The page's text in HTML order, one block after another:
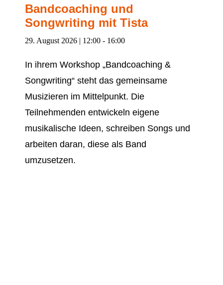
Bandcoaching und
Songwriting mit Tista
29. August 2026 | 12:00- 16:00
In ihrem Workshop „Bandcoaching &
Songwriting“ steht das gemeinsame
Musizieren im Mittelpunkt. Die
Teilnehmenden entwickeln eigene
musikalische Ideen, schreiben Songs und
arbeiten daran, diese als Band
umzusetzen.